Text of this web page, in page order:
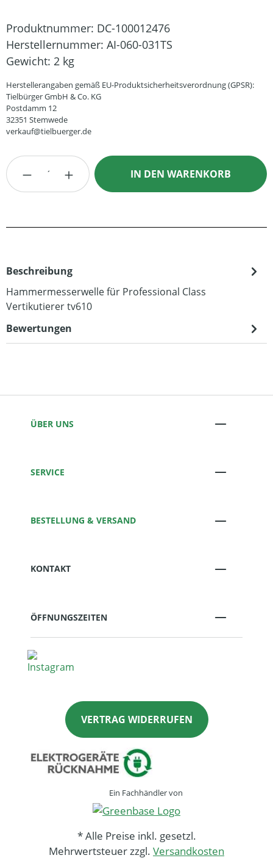
Produktnummer: DC-100012476
Herstellernummer: AI-060-031TS
Gewicht: 2 kg
Herstellerangaben gemäß EU-Produktsicherheitsverordnung (GPSR):
Tielbürger GmbH & Co. KG
Postdamm 12
32351 Stemwede
verkauf@tielbuerger.de
Produkt Anzahl: Gib den gewünschten
IN DEN WARENKORB
Beschreibung
Hammermesserwelle für Professional Class
Vertikutierer tv610
Bewertungen
ÜBER UNS
SERVICE
BESTELLUNG & VERSAND
KONTAKT
ÖFFNUNGSZEITEN
VERTRAG WIDERRUFEN
Ein Fachhändler von
* Alle Preise inkl. gesetzl.
Mehrwertsteuer zzgl. Versandkosten